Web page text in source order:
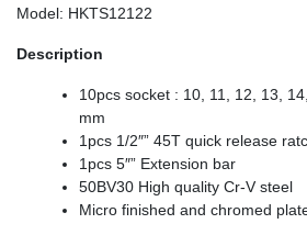
Model: HKTS12122
Description
10pcs socket : 10, 11, 12, 13,
mm
1pcs 1/2″” 45T quick release
1pcs 5″” Extension bar
50BV30 High quality Cr-V steel
Micro finished and chromed